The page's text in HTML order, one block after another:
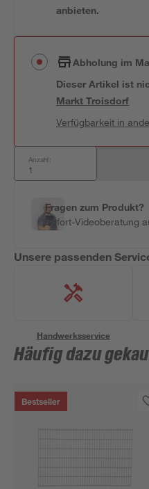
anbieten.
Abholung im
Dieser Artikel ist
MarktTroisdorf
Verfügbarkeit in
Anzahl:
Fragen zum Produkt?
Sofort-Videoberatung
Unsere passenden
Handwerksservice
Häufig dazu
Bestseller